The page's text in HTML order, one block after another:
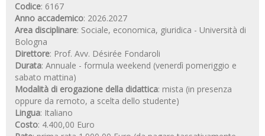
Codice: 6167
Anno accademico: 2026.2027
Area disciplinare: Sociale, economica, giuridica - Università di
Bologna
Direttore: Prof. Avv. Désirée Fondaroli
Durata: Annuale - formula weekend (venerdì pomeriggio e
sabato mattina)
Modalità di erogazione della didattica: mista (in presenza
oppure da remoto, a scelta dello studente)
Lingua: Italiano
Costo: 4.400,00 Euro